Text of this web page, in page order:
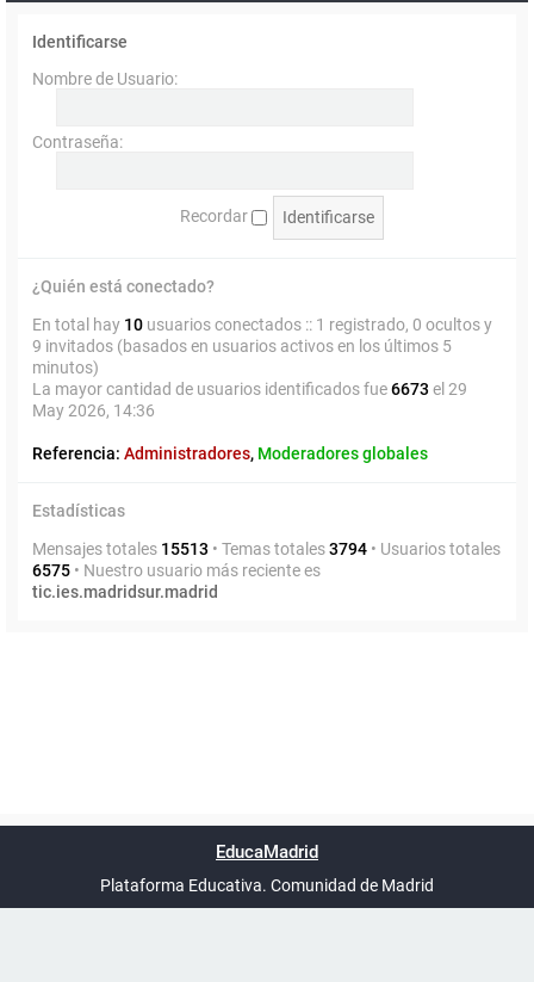
Identificarse
Nombre de Usuario:
Contraseña:
Recordar
¿Quién está conectado?
En total hay 10 usuarios conectados :: 1 registrado, 0 ocultos y
9 invitados (basados en usuarios activos en los últimos 5
minutos)
La mayor cantidad de usuarios identificados fue6673 el 29
May 2026, 14:36
Referencia: Administradores, Moderadores globales
Estadísticas
Mensajes totales 15513 • Temas totales3794 • Usuarios totales
6575 • Nuestro usuario más reciente es
tic.ies.madridsur.madrid
UTC+02:00
phpBB España
EducaMadrid
Plataforma Educativa. Comunidad de Madrid